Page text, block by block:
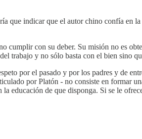
que indicar que el autor chino confía en
con su deber. Su misión no es
trabajo y no sólo basta con el bien sino
por el pasado y por los padres y de
por Platón - no consiste en formar
educación de que disponga. Si se le